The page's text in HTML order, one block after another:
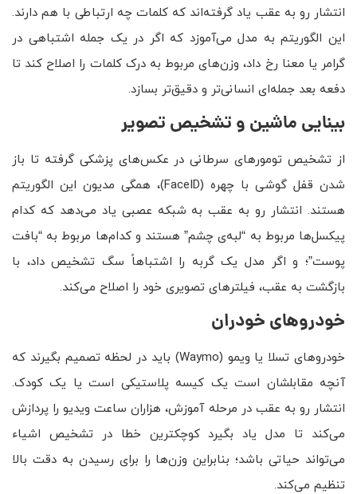
انتشار رو به عقب یاد گرفته‌اند که کلمات چه ارتباطی با هم دارند.
این الگوریتم به مدل می‌آموزد که اگر در یک جمله اشتباهی در
گرامر یا معنا رخ داد، وزن‌های مربوط به درک کلمات را اصلاح کند تا
دفعه بعد جمله‌ای انسانی‌تر و دقیق‌تر بسازد.
بینایی ماشین و تشخیص تصویر
از تشخیص تومورهای سرطانی در عکس‌های پزشکی گرفته تا باز
شدن قفل گوشی با چهره (FaceID)، همگی مدیون این الگوریتم
هستند. انتشار رو به عقب به شبکه عصبی یاد می‌دهد که کدام
پیکسل‌ها مربوط به “لبه‌ی چشم” هستند و کدام‌ها مربوط به “بافت
پوست”؛ و اگر مدل یک گربه را اشتباهاً سگ تشخیص داد، با
بازگشت به عقب، فیلترهای تصویری خود را اصلاح می‌کند.
خودروهای خودران
خودروهای تسلا یا ویمو (Waymo) باید در لحظه تصمیم بگیرند که
آنچه مقابلشان است یک کیسه پلاستیکی است یا یک کودک.
انتشار رو به عقب در مرحله آموزش، هزاران ساعت ویدیو را پردازش
می‌کند تا مدل یاد بگیرد کوچکترین خطا در تشخیص اشیاء
می‌تواند حیاتی باشد؛ بنابراین وزن‌ها را برای رسیدن به دقت بالا
تنظیم می‌کند.